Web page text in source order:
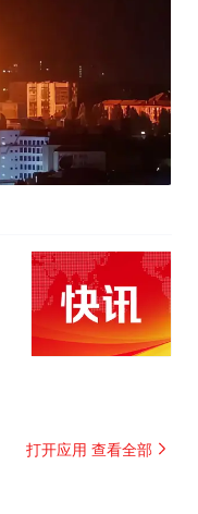
打开应用 查看全部